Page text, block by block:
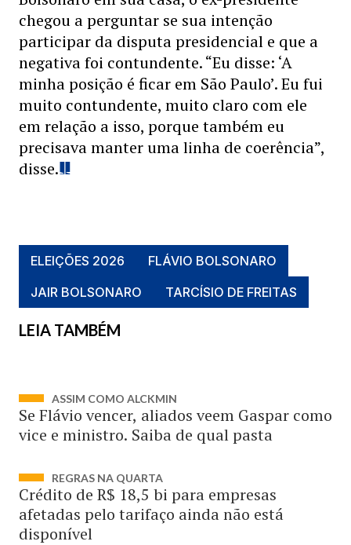
chegou a perguntar se sua intenção
participar da disputa presidencial e que a
negativa foi contundente. “Eu disse: ‘A
minha posição é ficar em São Paulo’. Eu fui
muito contundente, muito claro com ele
em relação a isso, porque também eu
precisava manter uma linha de coerência”,
disse.
ELEIÇÕES 2026
FLÁVIO BOLSONARO
JAIR BOLSONARO
TARCÍSIO DE FREITAS
LEIA TAMBÉM
ASSIM COMO ALCKMIN
Se Flávio vencer, aliados veem Gaspar como
vice e ministro. Saiba de qual pasta
REGRAS NA QUARTA
Crédito de R$ 18,5 bi para empresas
afetadas pelo tarifaço ainda não está
disponível